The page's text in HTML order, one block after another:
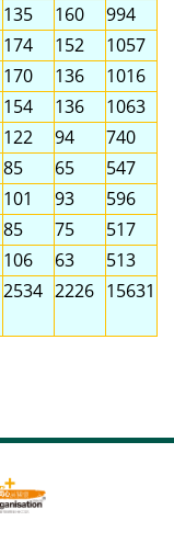
135 160
994
174 152
1057
170 136
1016
154 136
1063
122 94
740
85 65
547
101 93
596
85 75
517
106 63
513
2534 2226 15631